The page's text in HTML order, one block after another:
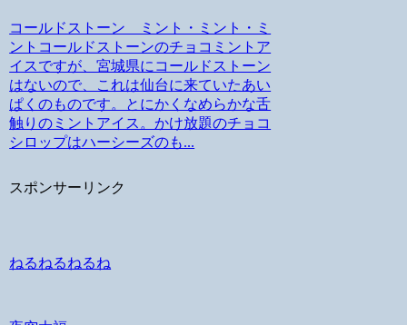
コールドストーン ミント・ミント・ミ
ントコールドストーンのチョコミントア
イスですが、宮城県にコールドストーン
はないので、これは仙台に来ていたあい
ぱくのものです。とにかくなめらかな舌
触りのミントアイス。かけ放題のチョコ
シロップはハーシーズのも...
スポンサーリンク
ねるねるねるね